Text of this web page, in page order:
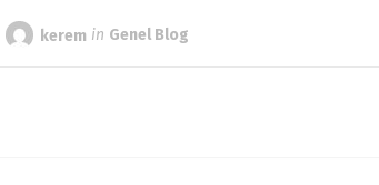
kerem in Genel Blog